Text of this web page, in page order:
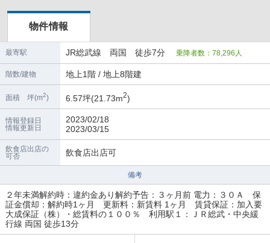
錦糸町駅の店舗物件・貸店舗・テナント一覧
蔵前駅の店舗物件・貸店舗・テナント一覧
森下駅の店舗物件・貸店舗・テナント一覧
物件情報
最寄駅 JR総武線 両国 徒歩7分 乗降者数：78,296人
階数/建物 地上1階 / 地上8階建
面積 坪(m2) 6.57坪(21.73m2)
情報登録日
情報更新日
2023/02/18
2023/03/15
飲食店出店の
可否
飲食店出店可
備考
２年未満解約時：違約⾦あり解約予告：３ヶ⽉前 電⼒：３０Ａ 保
証⾦償却：解約時1ヶ⽉ 更新料：新賃料 1ヶ⽉ 賃貸保証：加⼊要
⼤成保証（株）・総賃料の１００％ 利⽤駅１：ＪＲ総武・中央緩
⾏線 両国 徒歩13分